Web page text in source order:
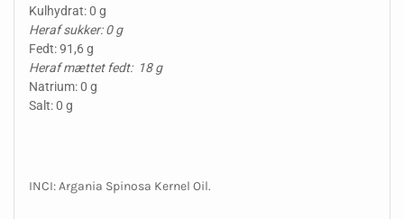
Kulhydrat: 0 g
Heraf sukker: 0 g
Fedt: 91,6 g
Heraf mættet fedt: 18 g
Natrium: 0 g
Salt: 0 g
INCI: Argania Spinosa Kernel Oil.